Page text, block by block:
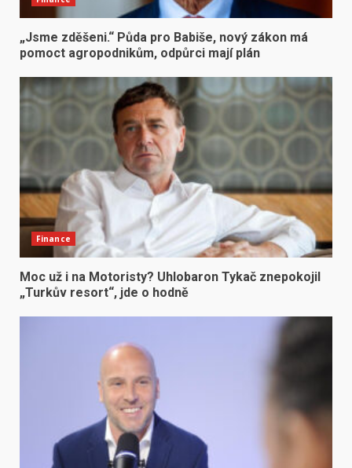
„Jsme zděšeni.“ Půda pro Babiše, nový zákon má
pomoct agropodnikům, odpůrci mají plán
Finance
Moc už i na Motoristy? Uhlobaron Tykač znepokojil
„Turkův resort“, jde o hodně